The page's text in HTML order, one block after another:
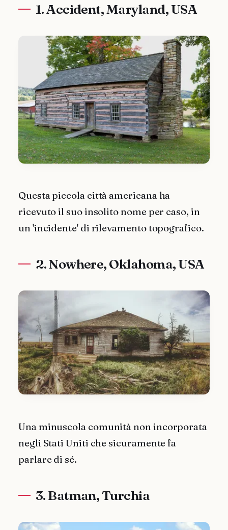
1. Accident, Maryland, USA
Questa piccola città americana ha
ricevuto il suo insolito nome per caso, in
un 'incidente' di rilevamento topografico.
2. Nowhere, Oklahoma, USA
Una minuscola comunità non incorporata
negli Stati Uniti che sicuramente fa
parlare di sé.
3. Batman, Turchia